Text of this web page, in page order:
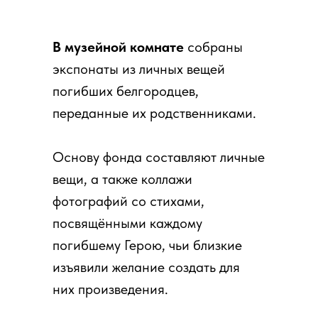
В музейной комнате собраны
экспонаты из личных вещей
погибших белгородцев,
переданные их родственниками.
Основу фонда составляют личные
вещи, а также коллажи
фотографий со стихами,
посвящёнными каждому
погибшему Герою, чьи близкие
изъявили желание создать для
них произведения.